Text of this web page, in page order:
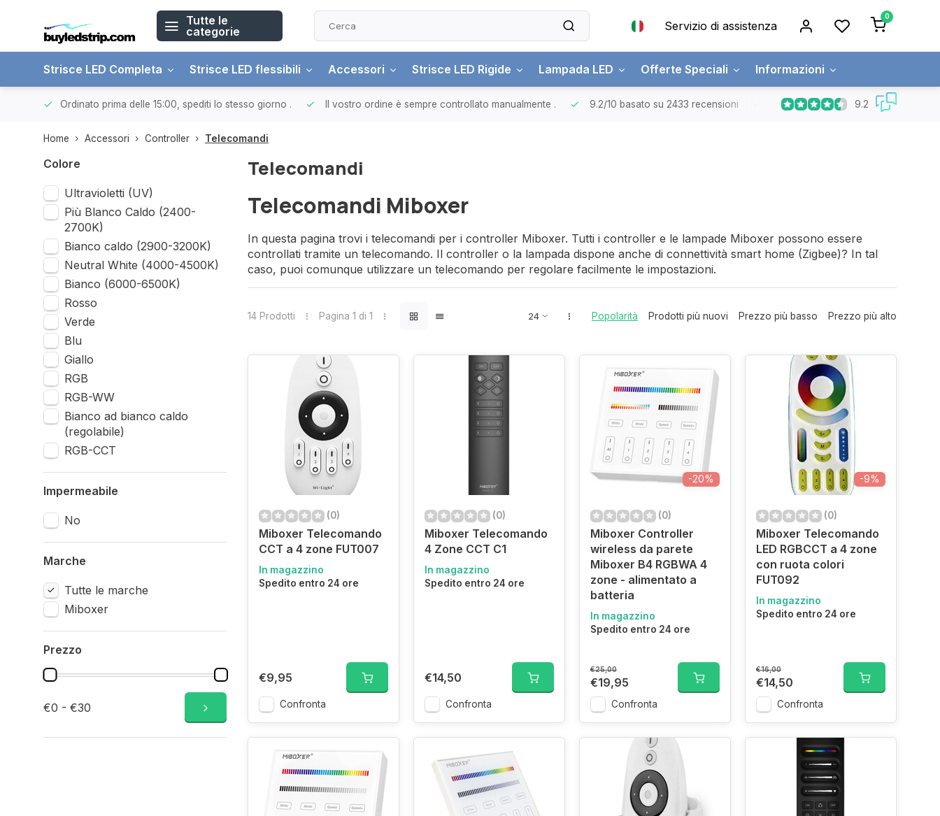
Tutte le
categorie
Servizio di assistenza
0
Strisce LED Completa Strisce LED flessibili Accessori Strisce LED Rigide Lampada LED Offerte Speciali Informazioni
Ordinato prima delle 15:00, spediti lo stesso giorno . Il vostro ordine è sempre controllato manualmente . 9.2/10 basato su 2433 recensioni Spedizione gratuitaOrdini superiori a
9.2
Home Accessori Controller Telecomandi
Colore
Ultravioletti (UV)
Più Blanco Caldo (2400-
2700K)
Bianco caldo (2900-3200K)
Neutral White (4000-4500K)
Bianco (6000-6500K)
Rosso
Verde
Blu
Giallo
RGB
RGB-WW
Bianco ad bianco caldo
(regolabile)
RGB-CCT
Impermeabile
No
Marche
Tutte le marche
Miboxer
Prezzo
€0 - €30
Telecomandi
Telecomandi Miboxer
In questa pagina trovi i telecomandi per i controller Miboxer. Tutti i controller e le lampade Miboxer possono essere
controllati tramite un telecomando. Il controller o la lampada dispone anche di connettività smart home (Zigbee)? In tal
caso, puoi comunque utilizzare un telecomando per regolare facilmente le impostazioni.
14 Prodotti Pagina 1 di 1 Popolarità Prodotti più nuovi Prezzo più basso Prezzo più alto
(0)
Miboxer Telecomando
CCT a 4 zone FUT007
In magazzino
Spedito entro 24 ore
€9,95
Confronta
(0)
Miboxer Telecomando
4 Zone CCT C1
In magazzino
Spedito entro 24 ore
€14,50
Confronta
-20%
(0)
Miboxer Controller
wireless da parete
Miboxer B4 RGBWA 4
zone - alimentato a
batteria
In magazzino
Spedito entro 24 ore
€25,00
€19,95
Confronta
-9%
(0)
Miboxer Telecomando
LED RGBCCT a 4 zone
con ruota colori
FUT092
In magazzino
Spedito entro 24 ore
€16,00
€14,50
Confronta